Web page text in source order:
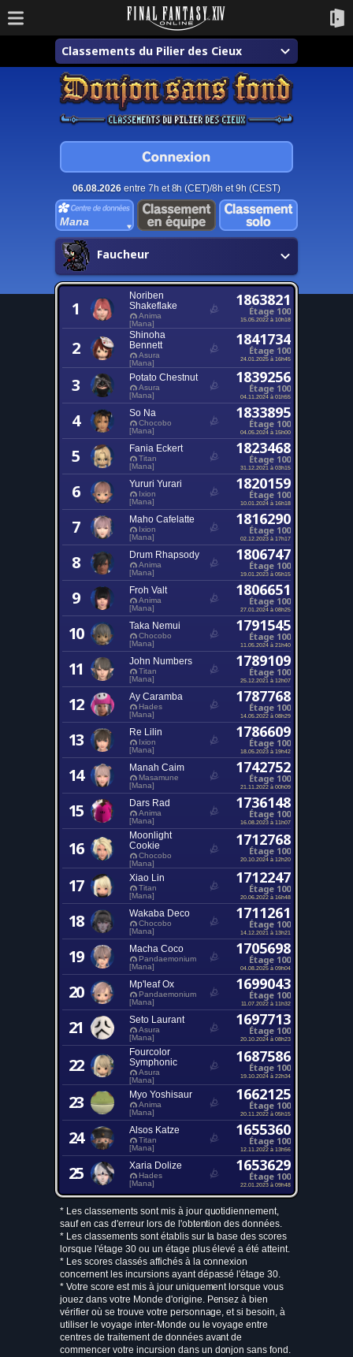
Classements du Pilier des Cieux
06.08.2026entre 7h et 8h (CET)/8h et 9h (CEST)
Mana
Faucheur
1
Noriben
Shakeflake
Anima
[Mana]
1863821
Étage 100
15.05.2022 à 10h18
2
Shinoha
Bennett
Asura
[Mana]
1841734
Étage 100
24.01.2025 à 16h45
3 Potato Chestnut
Asura
[Mana]
1839256
Étage 100
04.11.2024 à 01h55
4 So Na
Chocobo
[Mana]
1833895
Étage 100
04.05.2024 à 15h00
5 Fania Eckert
Titan
[Mana]
1823468
Étage 100
31.12.2021 à 03h15
6 Yururi Yurari
Ixion
[Mana]
1820159
Étage 100
10.01.2024 à 16h18
7 Maho Cafelatte
Ixion
[Mana]
1816290
Étage 100
02.12.2023 à 17h17
8 Drum Rhapsody
Anima
[Mana]
1806747
Étage 100
19.01.2023 à 05h15
9 Froh Valt
Anima
[Mana]
1806651
Étage 100
27.01.2024 à 08h25
10 Taka Nemui
Chocobo
[Mana]
1791545
Étage 100
11.05.2024 à 21h40
11 John Numbers
Titan
[Mana]
1789109
Étage 100
25.12.2021 à 12h07
12 Ay Caramba
Hades
[Mana]
1787768
Étage 100
14.05.2022 à 08h29
13 Re Lilin
Ixion
[Mana]
1786609
Étage 100
18.05.2023 à 19h42
14 Manah Caim
Masamune
[Mana]
1742752
Étage 100
21.11.2022 à 00h09
15 Dars Rad
Anima
[Mana]
1736148
Étage 100
16.08.2023 à 11h07
16
Moonlight
Cookie
Chocobo
[Mana]
1712768
Étage 100
20.10.2024 à 12h20
17 Xiao Lin
Titan
[Mana]
1712247
Étage 100
20.06.2022 à 16h48
18 Wakaba Deco
Chocobo
[Mana]
1711261
Étage 100
14.12.2021 à 13h21
19 Macha Coco
Pandaemonium
[Mana]
1705698
Étage 100
04.08.2025 à 09h04
20 Mp'leaf Ox
Pandaemonium
[Mana]
1699043
Étage 100
11.07.2022 à 11h32
21 Seto Laurant
Asura
[Mana]
1697713
Étage 100
20.10.2024 à 08h23
22
Fourcolor
Symphonic
Asura
[Mana]
1687586
Étage 100
19.10.2024 à 22h34
23 Myo Yoshisaur
Anima
[Mana]
1662125
Étage 100
20.11.2022 à 05h15
24 Alsos Katze
Titan
[Mana]
1655360
Étage 100
12.11.2022 à 13h56
25 Xaria Dolize
Hades
[Mana]
1653629
Étage 100
22.01.2023 à 09h48
* Les classements sont mis à jour quotidiennement,
sauf en cas d'erreur lors de l'obtention des données.
* Les classements sont établis sur la base des scores
lorsque l'étage 30 ou un étage plus élevé a été atteint.
* Les scores classés affichés à la connexion
concernent les incursions ayant dépassé l'étage 30.
* Votre score est mis à jour uniquement lorsque vous
jouez dans votre Monde d'origine. Pensez à bien
vérifier où se trouve votre personnage, et si besoin, à
utiliser le voyage inter-Monde ou le voyage entre
centres de traitement de données avant de
commencer votre incursion dans un donjon sans fond.